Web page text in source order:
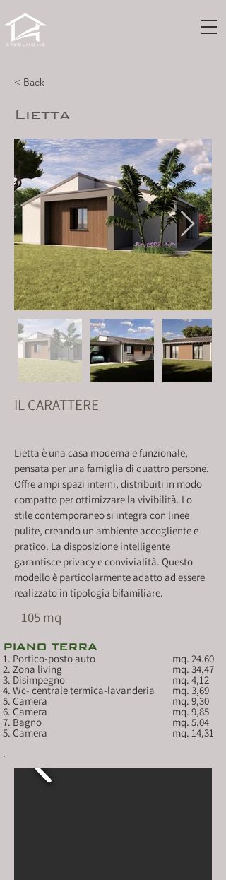
Lietta
IL CARATTERE
Lietta è una casa moderna e funzionale,
pensata per una famiglia di quattro persone.
Offre ampi spazi interni, distribuiti in modo
compatto per ottimizzare la vivibilità. Lo
stile contemporaneo si integra con linee
pulite, creando un ambiente accogliente e
pratico. La disposizione intelligente
garantisce privacy e convivialità. Questo
modello è particolarmente adatto ad essere
realizzato in tipologia bifamiliare.
105 mq
PIANO TERRA
1. Portico-posto auto			mq. 24.60
2. Zona living				mq. 34,47
3. Disimpegno				mq. 4,12
4. Wc- centrale termica-lavanderia	mq. 3,69
5. Camera					mq. 9,30
6. Camera					mq. 9,85
7. Bagno					mq. 5,04
5. Camera					mq. 14,31
.
< Back